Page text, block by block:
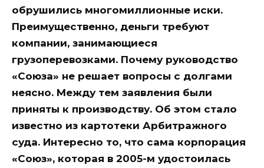
обрушились многомиллионные иски.
Преимущественно, деньги требуют
компании, занимающиеся
грузоперевозками. Почему руководство
«Союза» не решает вопросы с долгами
неясно. Между тем заявления были
приняты к производству. Об этом стало
известно из картотеки Арбитражного
суда. Интересно то, что сама корпорация
«Союз», которая в 2005-м удостоилась